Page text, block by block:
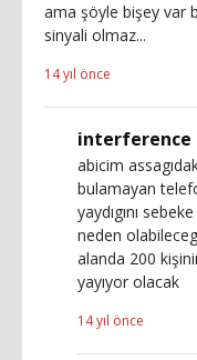
ama şöyle bişey var
sinyali olmaz...
14 yıl önce
interference
abicim
bulamayan
yaydıgını
neden
alanda 200
yayıyor olacak
14 yıl önce